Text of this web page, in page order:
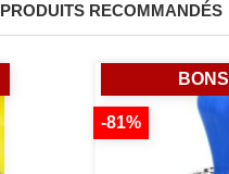
PRODUITS RECOMMANDÉS
-81%